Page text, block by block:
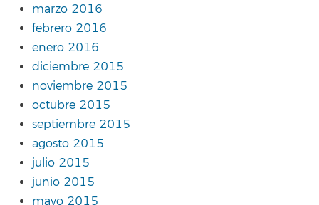
marzo 2016
febrero 2016
enero 2016
diciembre 2015
noviembre 2015
octubre 2015
septiembre 2015
agosto 2015
julio 2015
junio 2015
mayo 2015